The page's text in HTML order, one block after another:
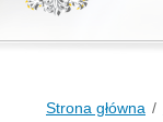
Strona główna